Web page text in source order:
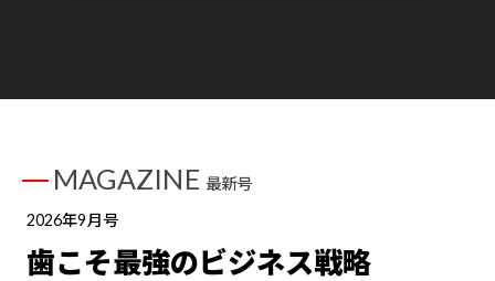
MAGAZINE 最新号
2026年9月号
歯こそ最強のビジネス戦略